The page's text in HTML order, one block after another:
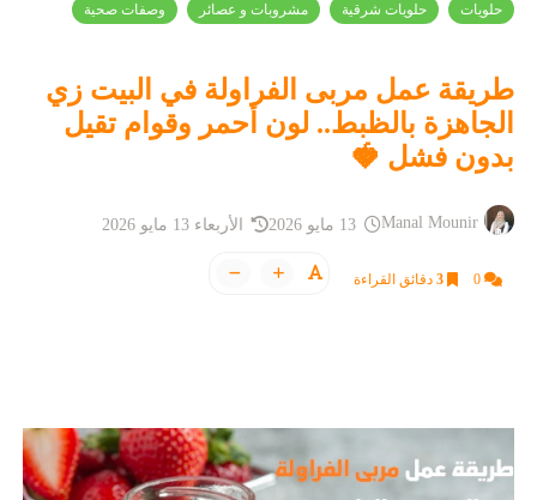
حلويات حلويات شرقية مشروبات و عصائر وصفات صحية
طريقة عمل مربى الفراولة في البيت زي
الجاهزة بالظبط.. لون أحمر وقوام تقيل
بدون فشل 🍓
Manal Mounir الأربعاء 13 مايو 2026
0
3 دقائق القراءة